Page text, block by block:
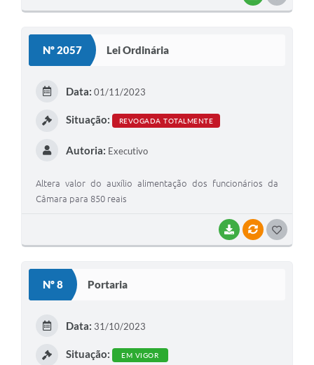
Nº 2057 Lei Ordinária
BAIXARVÍNCULOS
Data: 01/11/2023
Situação: REVOGADA TOTALMENTE
Autoria: Executivo
Altera valor do auxílio alimentação dos funcionários da
Câmara para 850 reais
Nº 8 Portaria
Data: 31/10/2023
Situação: EM VIGOR